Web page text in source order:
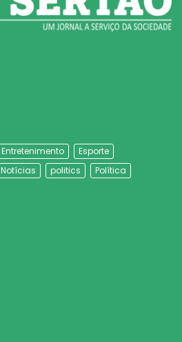
Entretenimento
Esporte
Notícias politics
Política